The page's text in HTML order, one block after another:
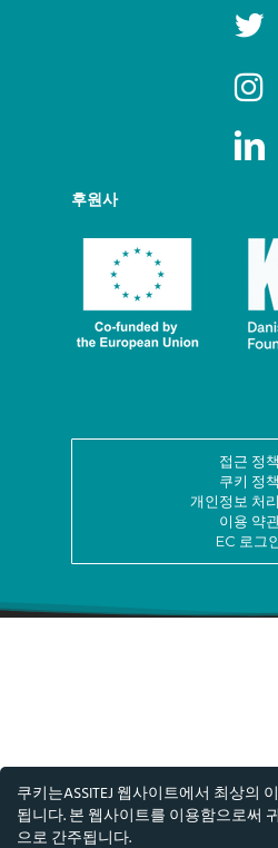
후원사
접근 정책
쿠키 정책
개인정보 처
이용 약
EC 로그
쿠키는ASSITEJ 웹사이트에서 최상의
됩니다. 본 웹사이트를 이용함으로써
으로 간주됩니다.